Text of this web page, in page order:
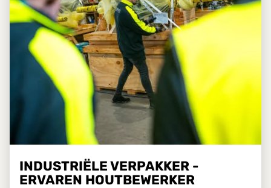
INDUSTRIËLE VERPAKKER -
ERVAREN HOUTBEWERKER